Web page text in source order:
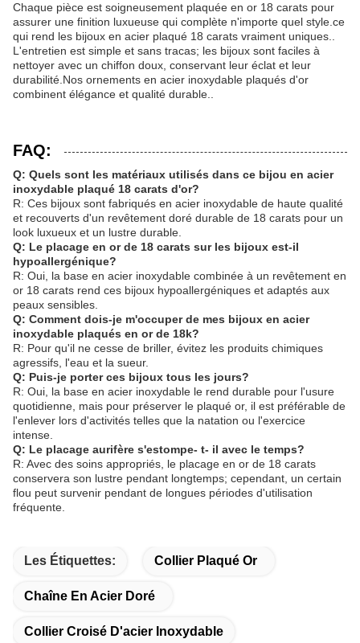
Chaque pièce est soigneusement plaquée en or 18 carats pour
assurer une finition luxueuse qui complète n'importe quel style.ce
qui rend les bijoux en acier plaqué 18 carats vraiment uniques..
L'entretien est simple et sans tracas; les bijoux sont faciles à
nettoyer avec un chiffon doux, conservant leur éclat et leur
durabilité.Nos ornements en acier inoxydable plaqués d'or
combinent élégance et qualité durable..
FAQ:
Q: Quels sont les matériaux utilisés dans ce bijou en acier
inoxydable plaqué 18 carats d'or?
R: Ces bijoux sont fabriqués en acier inoxydable de haute qualité
et recouverts d'un revêtement doré durable de 18 carats pour un
look luxueux et un lustre durable.
Q: Le placage en or de 18 carats sur les bijoux est-il
hypoallergénique?
R: Oui, la base en acier inoxydable combinée à un revêtement en
or 18 carats rend ces bijoux hypoallergéniques et adaptés aux
peaux sensibles.
Q: Comment dois-je m'occuper de mes bijoux en acier
inoxydable plaqués en or de 18k?
R: Pour qu'il ne cesse de briller, évitez les produits chimiques
agressifs, l'eau et la sueur.
Q: Puis-je porter ces bijoux tous les jours?
R: Oui, la base en acier inoxydable le rend durable pour l'usure
quotidienne, mais pour préserver le plaqué or, il est préférable de
l'enlever lors d'activités telles que la natation ou l'exercice
intense.
Q: Le placage aurifère s'estompe- t- il avec le temps?
R: Avec des soins appropriés, le placage en or de 18 carats
conservera son lustre pendant longtemps; cependant, un certain
flou peut survenir pendant de longues périodes d'utilisation
fréquente.
Les Étiquettes: Collier Plaqué Or
Chaîne En Acier Doré
Collier Croisé D'acier Inoxydable